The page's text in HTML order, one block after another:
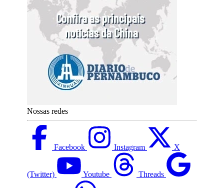
Nossas redes
Facebook Instagram X
(Twitter) Youtube Threads